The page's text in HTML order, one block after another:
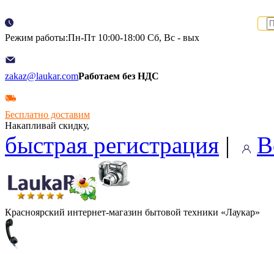
Режим работы:Пн-Пт 10:00-18:00 Сб, Вс - вых
zakaz@laukar.comРаботаем без НДС
Бесплатно доставим
Накапливай скидку,
быстрая регистрация |
Красноярский интернет-магазин бытовой техники «Лаукар»